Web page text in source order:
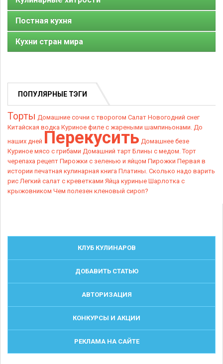
Постная кухня
Кухни стран мира
ПОПУЛЯРНЫЕ ТЭГИ
Торты Домашние сочни с творогом Салат Новогодний снег
Китайская водка Куриное филе с жареными шампиньонами. До
наших дней Перекусить Домашнее безе
Куриное мясо с грибами Домашний тарт Блины с медом. Торт
черепаха рецепт Пирожки с зеленью и яйцом Пирожки Первая в
истории печатная кулинарная книга Платины. Сколько надо варить
рис Легкий салат с креветками Яйца куриные Шарлотка с
крыжовником Чем полезен кленовый сироп?
КЛУБ КУЛИНАРОВ
ДОБАВИТЬ СТАТЬЮ
АВТОРИЗАЦИЯ
КОНКУРСЫ И АКЦИИ
РЕКЛАМА НА САЙТЕ